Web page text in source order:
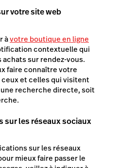
votre site web
àvotre boutique en ligne
contextuelle qui
sur rendez-vous.
faire connaître votre
et celles qui visitent
recherche directe, soit
sur les réseaux sociaux
sur les réseaux
mieux faire passer le